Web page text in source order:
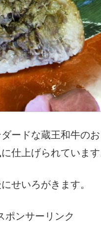
ードな蔵王和牛のお
仕上げられています
せいろがきます。
ポンサーリンク